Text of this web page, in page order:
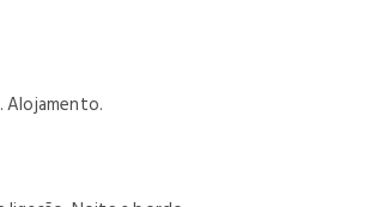
Alojamento.